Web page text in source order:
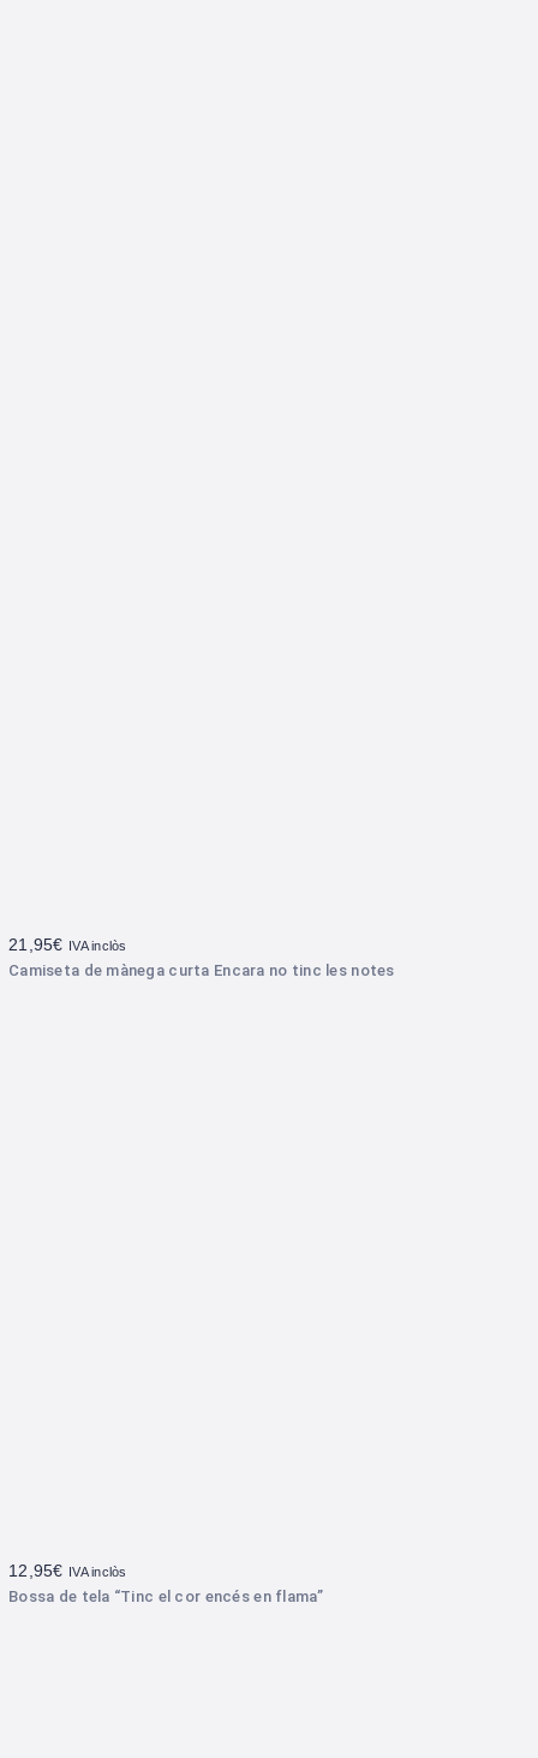
Camiseta de mànega curta Encara no tinc les notes
21,95€ IVA inclòs
Bossa de tela “Tinc el cor encés en flama”
12,95€ IVA inclòs